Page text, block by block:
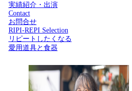
実績紹介・出演
Contact
お問合せ
RIPI-REPI Selection
リピートしたくなる
愛用道具と食器